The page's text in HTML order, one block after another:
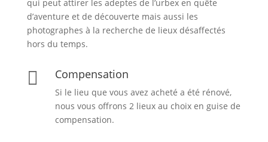
qui peut attirer les adeptes de l’urbex en quête
d’aventure et de découverte mais aussi les
photographes à la recherche de lieux désaffectés
hors du temps.
 Compensation
Si le lieu que vous avez acheté a été rénové,
nous vous offrons 2 lieux au choix en guise de
compensation.